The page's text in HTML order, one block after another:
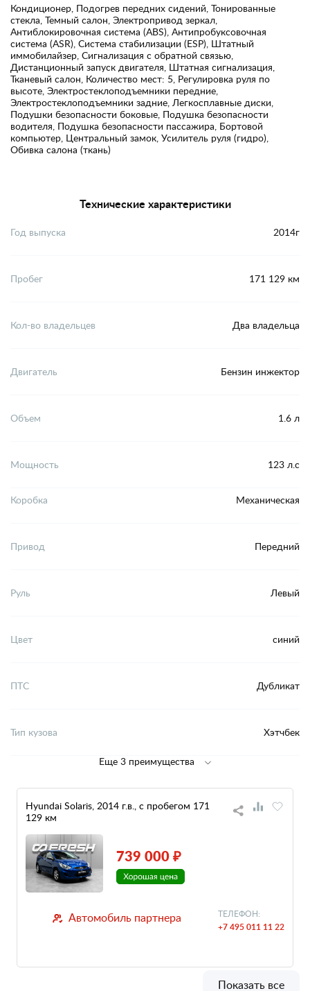
Кондиционер, Подогрев передних сидений, Тонированные
стекла, Темный салон, Электропривод зеркал,
Антиблокировочная система (ABS), Антипробуксовочная
система (ASR), Система стабилизации (ESP), Штатный
иммобилайзер, Сигнализация с обратной связью,
Дистанционный запуск двигателя, Штатная сигнализация,
Тканевый салон, Количество мест: 5, Регулировка руля по
высоте, Электростеклоподъемники передние,
Электростеклоподъемники задние, Легкосплавные диски,
Подушки безопасности боковые, Подушка безопасности
водителя, Подушка безопасности пассажира, Бортовой
компьютер, Центральный замок, Усилитель руля (гидро),
Обивка салона (ткань)
Технические характеристики
Год выпуска 2014г
Пробег 171 129 км
Кол-во владельцев Два владельца
Двигатель Бензин инжектор
Объем 1.6 л
Мощность 123 л.с
Коробка Механическая
Привод Передний
Руль Левый
Цвет синий
ПТС Дубликат
Тип кузова Хэтчбек
Еще 3 преимущества
Hyundai Solaris, 2014 г.в., с пробегом 171
129 км
739 000 ₽
Автомобиль партнера ТЕЛЕФОН:
+7 495 011 11 22
Показать все